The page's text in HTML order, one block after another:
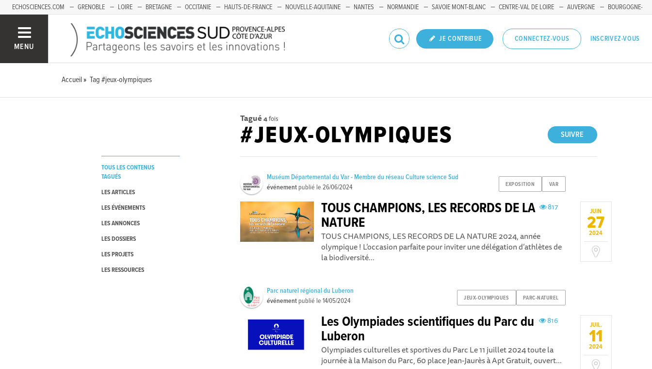
ECHOSCIENCES.COM GRENOBLE LOIRE BRETAGNE OCCITANIE HAUTS-DE-FRANCE NOUVELLE-AQUITAINE NANTES NORMANDIE SAVOIE MONT-BLANC CENTRE-VAL DE LOIRE AUVERGNE
BOURGOGNE-
MENU
JE CONTRIBUE CONNECTEZ-VOUS INSCRIVEZ-VOUS
Accueil Tag #jeux-olympiques
TOUS LES CONTENUS
TAGUÉS
LES ARTICLES
LES ÉVÉNEMENTS
LES ANNONCES
LES DOSSIERS
LES PROJETS
LES RESSOURCES
Tagué 4fois
SUIVRE
#JEUX-OLYMPIQUES
EXPOSITION VAR
Muséum Départemental du Var - Membre du réseau Culture science Sud
événement publié le26/06/2024
JUIN
27
2024
817
TOUS CHAMPIONS, LES RECORDS DE LA
NATURE
TOUS CHAMPIONS, LES RECORDS DE LA NATURE 2024, année
olympique ! L’occasion parfaite pour inviter une délégation d’athlètes de
la biodiversité...
JEUX-OLYMPIQUES PARC-NATUREL
Parc naturel régional du Luberon
événement publié le14/05/2024
JUIL.
11
2024
816
Les Olympiades scientifiques du Parc du
Luberon
Olympiades culturelles et sportives du Parc Le 11 juillet 2024 toute la
journée à la Maison du Parc, 60 place Jean-Jaurès à Apt Gratuit, ouvert...